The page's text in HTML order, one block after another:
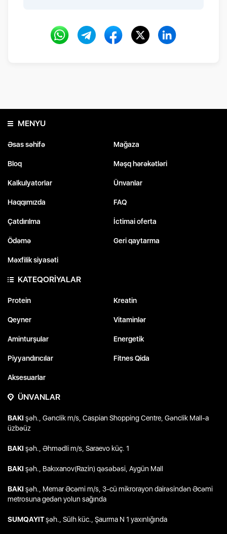
MENYU
Əsas səhifə Mağaza
Bloq Məşq hərəkətləri
Kalkulyatorlar Ünvanlar
Haqqımızda FAQ
Çatdırılma İctimai oferta
Ödəmə Geri qaytarma
Məxfilik siyasəti
KATEQORİYALAR
Protein Kreatin
Qeyner Vitaminlər
Aminturşular Energetik
Piyyandırıcılar Fitnes Qida
Aksesuarlar
ÜNVANLAR
BAKI şəh., Gənclik m/s, Caspian Shopping Centre, Gənclik Mall-a
üzbəüz
BAKI şəh., Əhmədli m/s, Saraevo küç. 1
BAKI şəh., Bakıxanov(Razin) qəsəbəsi, Aygün Mall
BAKI şəh., Memar Əcəmi m/s, 3-cü mikrorayon dairəsindən Əcəmi
metrosuna gedən yolun sağında
SUMQAYITşəh., Sülh küc., Şaurma N 1 yaxınlığında